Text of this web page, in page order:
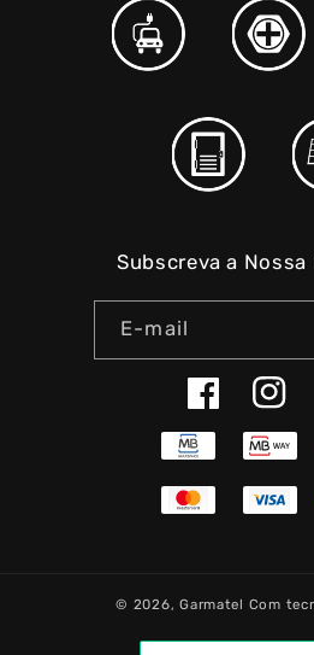
Subscreva a
E-mail
Facebook
© 2026,Garmatel Com